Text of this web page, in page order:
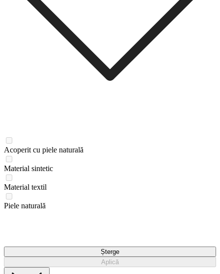
Acoperit cu piele naturală
Material sintetic
Material textil
Piele naturală
Șterge
Aplică